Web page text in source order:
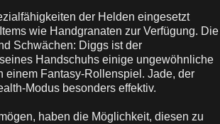
der Helden eingesetzt
wie Handgranaten zur Verfügung. Die
Schwächen: Diggs ist der
Handschuhs einige ungewöhnliche
einem Fantasy-Rollenspiel. Jade, der
Modus besonders effektiv.
haben die Möglichkeit, diesen zu